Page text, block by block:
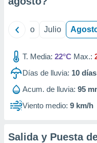
mediante
publicidad
publicidad
Junio Julio
T. Media: 22°C Max.:
Días de lluvia: 10 días
Acum. de lluvia: 95
Viento medio: 9 km/h
Salida y Puesta